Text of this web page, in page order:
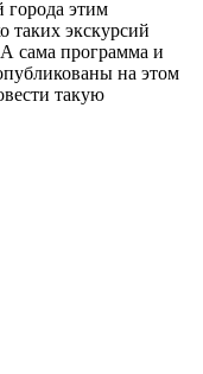
города этим
таких экскурсий
сама программа и
на этом
такую